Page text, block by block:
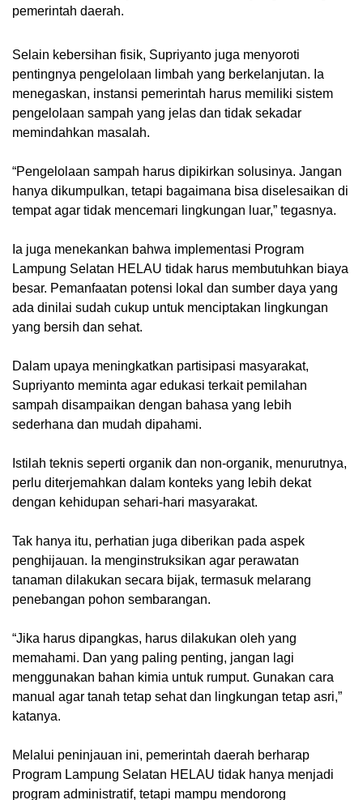
pemerintah daerah.
Selain kebersihan fisik, Supriyanto juga menyoroti
pentingnya pengelolaan limbah yang berkelanjutan. Ia
menegaskan, instansi pemerintah harus memiliki sistem
pengelolaan sampah yang jelas dan tidak sekadar
memindahkan masalah.
“Pengelolaan sampah harus dipikirkan solusinya. Jangan
hanya dikumpulkan, tetapi bagaimana bisa diselesaikan di
tempat agar tidak mencemari lingkungan luar,” tegasnya.
Ia juga menekankan bahwa implementasi Program
Lampung Selatan HELAU tidak harus membutuhkan biaya
besar. Pemanfaatan potensi lokal dan sumber daya yang
ada dinilai sudah cukup untuk menciptakan lingkungan
yang bersih dan sehat.
Dalam upaya meningkatkan partisipasi masyarakat,
Supriyanto meminta agar edukasi terkait pemilahan
sampah disampaikan dengan bahasa yang lebih
sederhana dan mudah dipahami.
Istilah teknis seperti organik dan non-organik, menurutnya,
perlu diterjemahkan dalam konteks yang lebih dekat
dengan kehidupan sehari-hari masyarakat.
Tak hanya itu, perhatian juga diberikan pada aspek
penghijauan. Ia menginstruksikan agar perawatan
tanaman dilakukan secara bijak, termasuk melarang
penebangan pohon sembarangan.
“Jika harus dipangkas, harus dilakukan oleh yang
memahami. Dan yang paling penting, jangan lagi
menggunakan bahan kimia untuk rumput. Gunakan cara
manual agar tanah tetap sehat dan lingkungan tetap asri,”
katanya.
Melalui peninjauan ini, pemerintah daerah berharap
Program Lampung Selatan HELAU tidak hanya menjadi
program administratif, tetapi mampu mendorong